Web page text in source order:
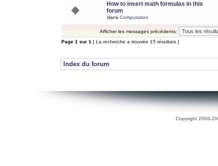
How to insert math formulas in this
forum
dans Computation
Afficher les messages précédents:
Page 1 sur 1 [ La recherche a trouvée 15 résultats ]
Index du forum
Copyright 2006-